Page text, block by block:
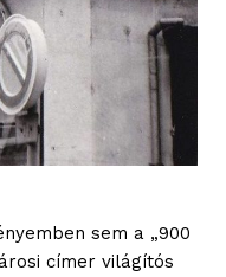
sem a „900
címer világítós